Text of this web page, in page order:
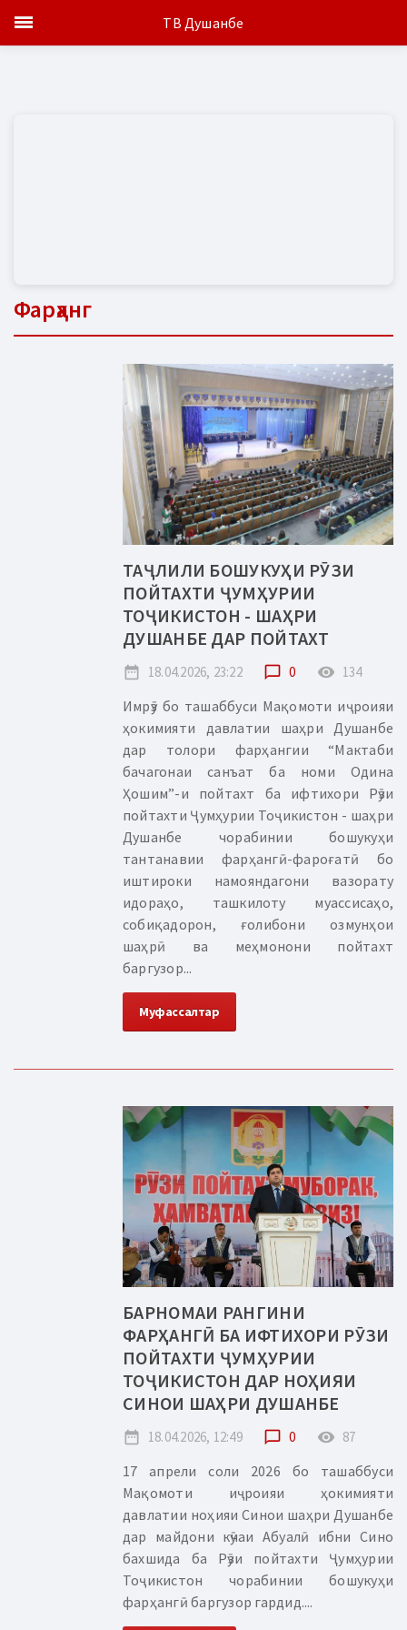
Фарҳанг
ТАҶЛИЛИ БОШУКУҲИ РӮЗИ
ПОЙТАХТИ ҶУМҲУРИИ
ТОҶИКИСТОН - ШАҲРИ
ДУШАНБЕ ДАР ПОЙТАХТ
date_range 18.04.2026, 23:22 chat_bubble_outline 0 remove_red_eye 134
Имрӯз бо ташаббуси Мақомоти иҷроияи
ҳокимияти давлатии шаҳри Душанбе
дар толори фарҳангии “Мактаби
бачагонаи санъат ба номи Одина
Ҳошим”-и пойтахт ба ифтихори Рӯзи
пойтахти Ҷумҳурии Тоҷикистон - шаҳри
Душанбе чорабинии бошукуҳи
тантанавии фарҳангӣ-фароғатӣ бо
иштироки намояндагони вазорату
идораҳо, ташкилоту муассисаҳо,
собиқадорон, ғолибони озмунҳои
шаҳрӣ ва меҳмонони пойтахт
баргузор...
Муфассалтар
БАРНОМАИ РАНГИНИ
ФАРҲАНГӢ БА ИФТИХОРИ РӮЗИ
ПОЙТАХТИ ҶУМҲУРИИ
ТОҶИКИСТОН ДАР НОҲИЯИ
СИНОИ ШАҲРИ ДУШАНБЕ
date_range 18.04.2026, 12:49 chat_bubble_outline 0 remove_red_eye 87
17 апрели соли 2026 бо ташаббуси
Мақомоти иҷроияи ҳокимияти
давлатии ноҳияи Синои шаҳри Душанбе
дар майдони кӯчаи Абуалӣ ибни Сино
бахшида ба Рӯзи пойтахти Ҷумҳурии
Тоҷикистон чорабинии бошукуҳи
фарҳангӣ баргузор гардид....
ТВ Душанбе